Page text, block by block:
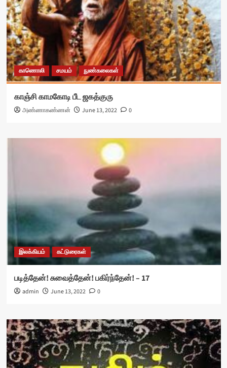
காணொலி சமயம் நுண்கலைகள்
காஞ்சி காமகோடி பீட ஜகத்குரு
அண்ணாகண்ணன் June 13, 2022 0
இலக்கியம் கட்டுரைகள்
படித்தேன்! சுவைத்தேன்! பகிர்ந்தேன்! – 17
admin June 13, 2022 0